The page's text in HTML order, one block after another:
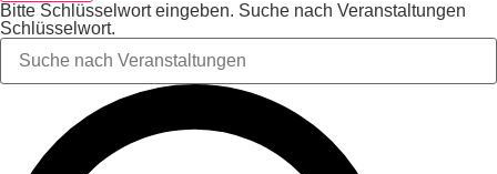
Bitte Schlüsselwort eingeben. Suche nach Veranstaltungen
Schlüsselwort.